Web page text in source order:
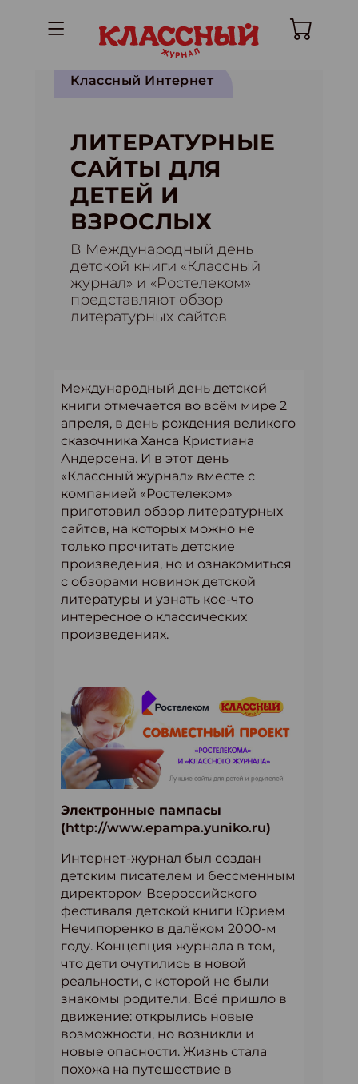
Классный Интернет
ЛИТЕРАТУРНЫЕ
САЙТЫ ДЛЯ
ДЕТЕЙ И
ВЗРОСЛЫХ
В Международный день
детской книги «Классный
журнал» и «Ростелеком»
представляют обзор
литературных сайтов
Международный день детской
книги отмечается во всём мире 2
апреля, в день рождения великого
сказочника Ханса Кристиана
Андерсена. И в этот день
«Классный журнал» вместе с
компанией «Ростелеком»
приготовил обзор литературных
сайтов, на которых можно не
только прочитать детские
произведения, но и ознакомиться
с обзорами новинок детской
литературы и узнать кое-что
интересное о классических
произведениях.
Электронные пампасы
(http://www.epampa.yuniko.ru)
Интернет-журнал был создан
детским писателем и бессменным
директором Всероссийского
фестиваля детской книги Юрием
Нечипоренко в далёком 2000-м
году. Концепция журнала в том,
что дети очутились в новой
реальности, с которой не были
знакомы родители. Всё пришло в
движение: открылись новые
возможности, но возникли и
новые опасности. Жизнь стала
похожа на путешествие в